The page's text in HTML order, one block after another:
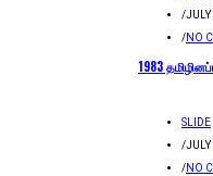
/
/NO
1983
SLIDE
/
/NO